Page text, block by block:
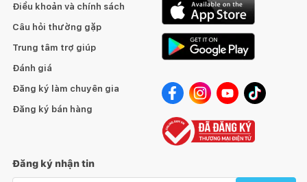
Điều khoản và chính sách
Câu hỏi thường gặp
Trung tâm trợ giúp
Đánh giá
Đăng ký làm chuyên gia
Đăng ký bán hàng
Đăng ký nhận tin